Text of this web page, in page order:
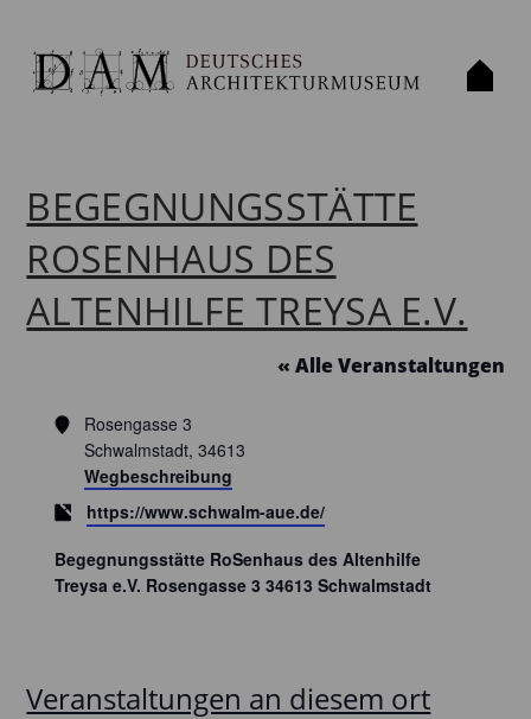
BEGEGNUNGSSTÄTTE
ROSENHAUS DES
ALTENHILFE TREYSA E.V.
« Alle Veranstaltungen
AdresseRosengasse 3
Schwalmstadt, 34613
Wegbeschreibung
Webseitehttps://www.schwalm-aue.de/
Begegnungsstätte RoSenhaus des Altenhilfe
Treysa e.V. Rosengasse 3 34613 Schwalmstadt
Veranstaltungen an diesem ort